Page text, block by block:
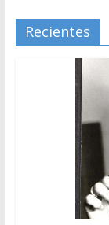
Recientes